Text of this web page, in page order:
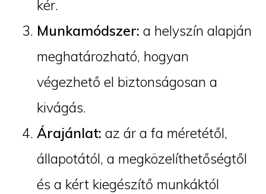
kér.
Munkamódszer: a helyszín alapján
meghatározható, hogyan
végezhető el biztonságosan a
kivágás.
Árajánlat: az ár a fa méretétől,
állapotától, a megközelíthetőségtől
és a kért kiegészítő munkáktól